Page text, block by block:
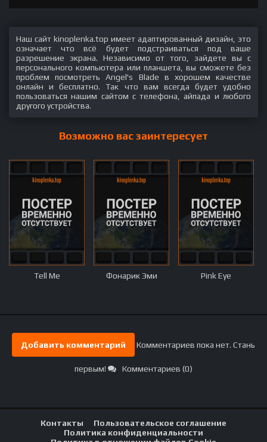
Наш сайт kinoplenka.top имеет адаптированный дизайн, это
означает что всё будет подстраиваться под ваше
разрешение экрана. Независимо от того, зайдете вы с
персонального компьютера или планшета, вы сможете без
проблем посмотреть Angel's Blade в хорошем качестве
онлайн и бесплатно. Так что вам всегда будет удобно
пользоваться нашим сайтом с телефона, айпада и любого
другого устройства.
Возможно вас заинтересует
Tell Me Фонарик Эми Pink Eye
Добавить комментарий Комментариев пока нет. Стань
первым! Комментариев (0)
Контакты
Пользовательское соглашение
Политика конфиденциальности